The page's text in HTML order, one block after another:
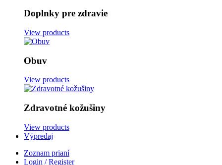
Doplnky pre zdravie
View products
Obuv
View products
Zdravotné kožušiny
View products
Výpredaj
Zoznam prianí
Login / Register